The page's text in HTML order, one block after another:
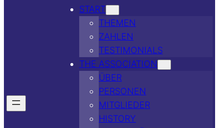
START
THEMEN
ZAHLEN
TESTIMONIALS
THE ASSOCIATION
ÜBER
PERSONEN
MITGLIEDER
HISTORY